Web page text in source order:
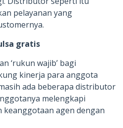
pelayanan yang
gratis
‘rukun wajib’ bagi
kinerja para anggota
ada beberapa distributor
melengkapi
agen dengan